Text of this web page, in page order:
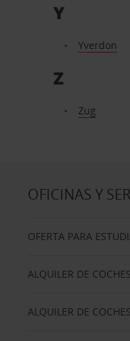
Y
Yverdon
Z
Zug
OFICINAS Y
OFERTA PARA
ALQUILER DE COCHES
ALQUILER DE